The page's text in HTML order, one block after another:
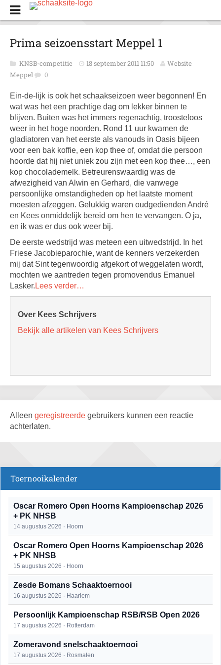
Prima seizoensstart Meppel 1
KNSB-competitie 18 september 2011 11:50
Website
Meppel
0
Ein-de-lijk is ook het schaakseizoen weer begonnen! En
wat was het een prachtige dag om lekker binnen te
blijven. Buiten was het immers regenachtig, troosteloos
weer in het hoge noorden. Rond 11 uur kwamen de
gladiatoren van het eerste als vanouds in Oasis bijeen
voor een bak koffie, een kop thee of, omdat die persoon
hoorde dat hij niet uniek zou zijn met een kop thee…, een
kop chocolademelk. Betreurenswaardig was de
afwezigheid van Alwin en Gerhard, die vanwege
persoonlijke omstandigheden op het laatste moment
moesten afzeggen. Gelukkig waren oudgedienden André
en Kees onmiddelijk bereid om hen te vervangen. O ja,
en ik was er dus ook weer bij.
De eerste wedstrijd was meteen een uitwedstrijd. In het
Friese Jacobieparochie, want de kenners verzekerden
mij dat Sint tegenwoordig afgekort of weggelaten wordt,
mochten we aantreden tegen promovendus Emanuel
Lasker. Lees verder…
Over Kees Schrijvers
Bekijk alle artikelen van Kees Schrijvers
Alleen geregistreerde gebruikers kunnen een reactie
achterlaten.
Toernooikalender
Oscar Romero Open Hoorns Kampioenschap 2026
+ PK NHSB
14 augustus 2026 · Hoorn
Oscar Romero Open Hoorns Kampioenschap 2026
+ PK NHSB
15 augustus 2026 · Hoorn
Zesde Bomans Schaaktoernooi
16 augustus 2026 · Haarlem
Persoonlijk Kampioenschap RSB/RSB Open 2026
17 augustus 2026 · Rotterdam
Zomeravond snelschaaktoernooi
17 augustus 2026 · Rosmalen